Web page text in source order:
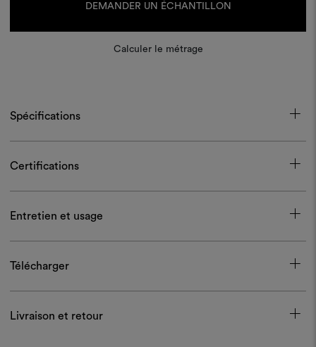
DEMANDER UN ÉCHANTILLON
Calculer le métrage
Spécifications
Certifications
Entretien et usage
Télécharger
Livraison et retour